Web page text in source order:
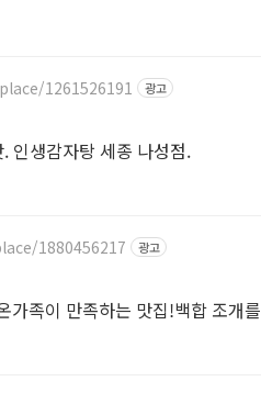
1261526191 광고
인생감자탕 세종 나성점.
1880456217 광고
가족이 만족하는 맛집!백합 조개를